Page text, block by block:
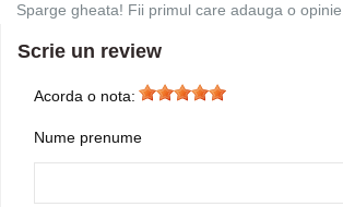
Sparge gheata! Fii primul care adauga o opinie.
Scrie un review
Acorda o nota:
Nume prenume